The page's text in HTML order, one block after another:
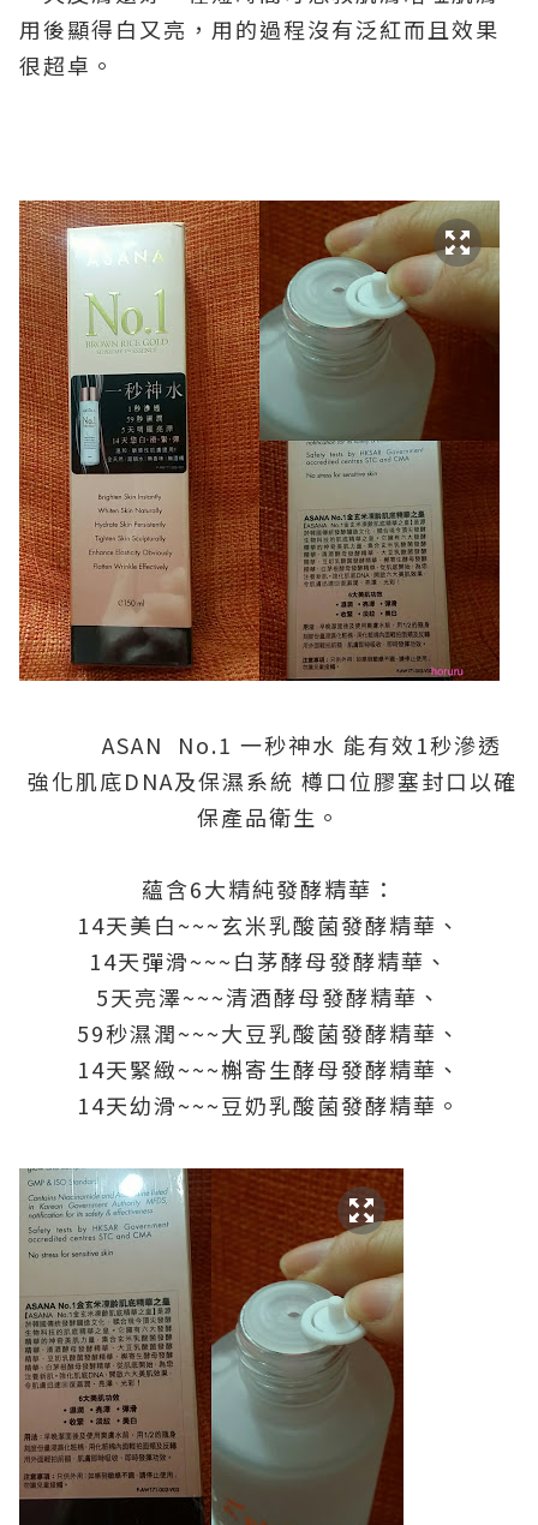
用後顯得白又亮，用的過程沒有泛紅而且效果
很超卓。
ASAN No.1 一秒神水 能有效1秒滲透
強化肌底DNA及保濕系統 樽口位膠塞封口以確
保產品衛生。
蘊含6大精純發酵精華：
14天美白~~~玄米乳酸菌發酵精華、
14天彈滑~~~白茅酵母發酵精華、
5天亮澤~~~清酒酵母發酵精華、
59秒濕潤~~~大豆乳酸菌發酵精華、
14天緊緻~~~槲寄生酵母發酵精華、
14天幼滑~~~豆奶乳酸菌發酵精華。